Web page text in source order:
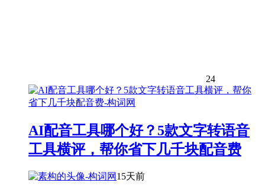
24
AI配音工具哪个好？5款文字转语音
工具横评，帮你省下几千块配音费
15天前